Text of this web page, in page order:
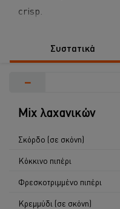
crisp.
Συστατικά
−
Μix λαχανικών
Σκόρδο (σε σκόνη)
Κόκκινο πιπέρι
Φρεσκοτριμμένο πιπέρι
Κρεμμύδι (σε σκόνη)